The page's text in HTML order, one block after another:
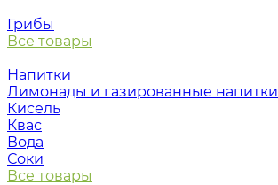
Грибы
Все товары
Напитки
Лимонады и газированные напитки
Кисель
Квас
Вода
Соки
Все товары